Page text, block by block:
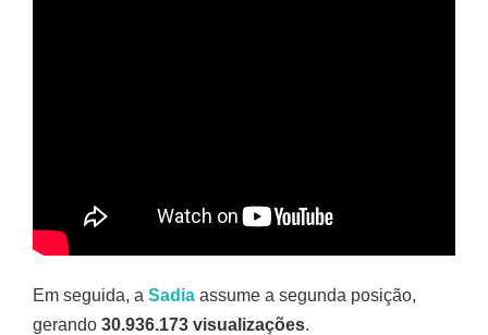
Em seguida, a Sadia assume a segunda posição,
gerando 30.936.173 visualizações.